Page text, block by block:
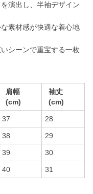
演出し、半袖デザイン
素材感が快適な着心地
シーンで重宝する一枚
肩幅
(cm)
袖丈
(cm)
37 28
38 29
39 30
40 31